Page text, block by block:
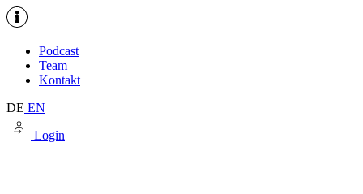
Podcast
Team
Kontakt
DE EN
Login